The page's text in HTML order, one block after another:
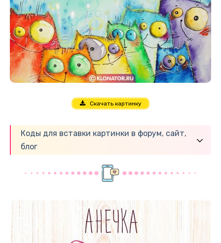
Скачать картинку
Коды для вставки картинки в форум, сайт,
блог